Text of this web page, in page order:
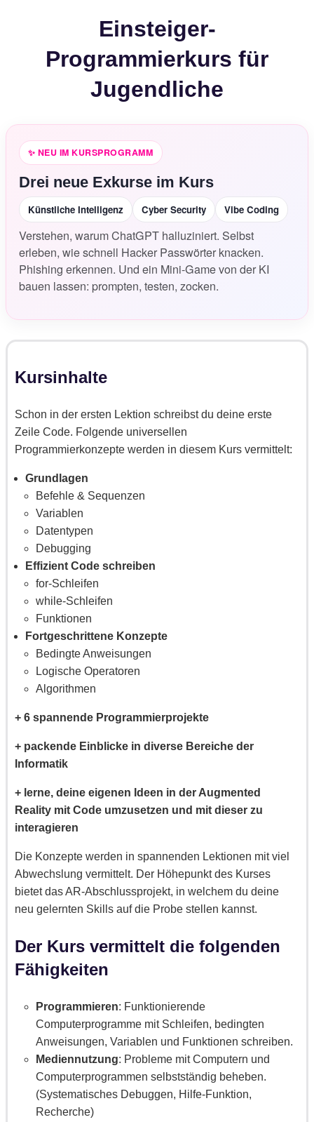
Einsteiger-
Programmierkurs für
Jugendliche
✨ NEU IM KURSPROGRAMM
Drei neue Exkurse im Kurs
Künstliche Intelligenz Cyber Security Vibe Coding
Verstehen, warum ChatGPT halluziniert. Selbst
erleben, wie schnell Hacker Passwörter knacken.
Phishing erkennen. Und ein Mini-Game von der KI
bauen lassen: prompten, testen, zocken.
Kursinhalte
Schon in der ersten Lektion schreibst du deine erste
Zeile Code. Folgende universellen
Programmierkonzepte werden in diesem Kurs vermittelt:
Grundlagen
Befehle & Sequenzen
Variablen
Datentypen
Debugging
Effizient Code schreiben
for-Schleifen
while-Schleifen
Funktionen
Fortgeschrittene Konzepte
Bedingte Anweisungen
Logische Operatoren
Algorithmen
+ 6 spannende Programmierprojekte
+ packende Einblicke in diverse Bereiche der
Informatik
+ lerne, deine eigenen Ideen in der Augmented
Reality mit Code umzusetzen und mit dieser zu
interagieren
Die Konzepte werden in spannenden Lektionen mit viel
Abwechslung vermittelt. Der Höhepunkt des Kurses
bietet das AR-Abschlussprojekt, in welchem du deine
neu gelernten Skills auf die Probe stellen kannst.
Der Kurs vermittelt die folgenden
Fähigkeiten
Programmieren: Funktionierende
Computerprogramme mit Schleifen, bedingten
Anweisungen, Variablen und Funktionen schreiben.
Mediennutzung: Probleme mit Computern und
Computerprogrammen selbstständig beheben.
(Systematisches Debuggen, Hilfe-Funktion,
Recherche)